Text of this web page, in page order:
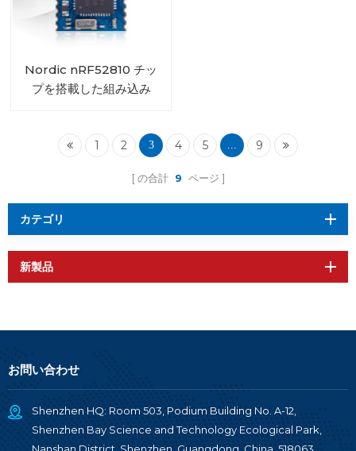
Nordic nRF52810 チッ
プを搭載した組み込み
1 2 3 4 5 ... 9
の合計 9 ページ
カテゴリ
新製品
お問い合わせ
Shenzhen HQ: Room 503, Podium Building No. A-12,
Shenzhen Bay Science and Technology Ecological Park,